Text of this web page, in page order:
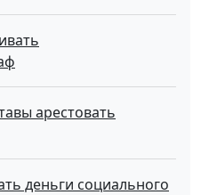
арестовать
деньги социального